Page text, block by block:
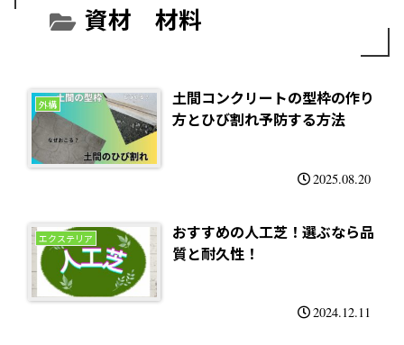
資材 材料
外構
土間コンクリートの型枠の作り
方とひび割れ予防する方法
2025.08.20
エクステリア
おすすめの人工芝！選ぶなら品
質と耐久性！
2024.12.11